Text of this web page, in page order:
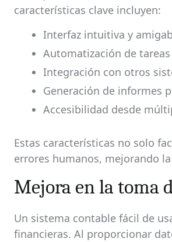
características clave incluyen:
Interfaz intuitiva y
Automatización de
Integración con otros
Generación de informes
Accesibilidad desde
Estas características no solo
errores humanos, mejorando
Mejora en la toma
Un sistema contable fácil de
financieras. Al proporcionar